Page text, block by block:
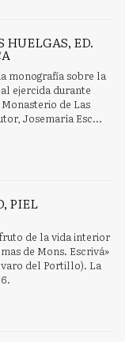
HUELGAS, ED.
monografía sobre la
ejercida durante
de Las
Josemaría Esc...
PIEL
de la vida interior
de Mons. Escrivá»
del Portillo). La